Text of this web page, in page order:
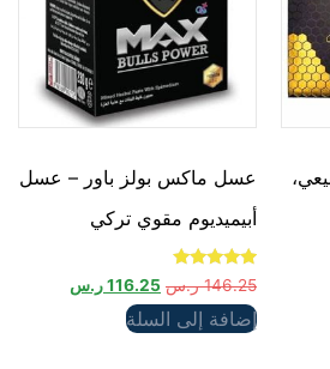
عسل ماكس بولز باور – عسل
أبيميديوم مقوي تركي
تم التقييم
5.00
من 5
146.25 ر.س 116.25ر.س
إضافة إلى السلة